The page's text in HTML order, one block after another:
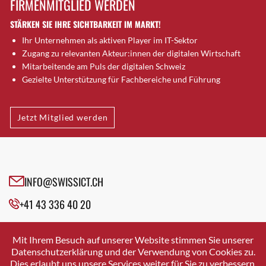
Brugg AG
Brütten
Bubendorf
Bubikon
Buchs (SG)
Bäretswil
Bülach
Cazis
Crissier
Davos Platz
Dierikon
Dietikon
FIRMENMITGLIED WERDEN
STÄRKEN SIE IHRE SICHTBARKEIT IM MARKT!
Ihr Unternehmen als aktiven Player im IT-Sektor
Zugang zu relevanten Akteur:innen der digitalen Wirtschaft
Mitarbeitende am Puls der digitalen Schweiz
Gezielte Unterstützung für Fachbereiche und Führung
Jetzt Mitglied werden
INFO@SWISSICT.CH
+41 43 336 40 20
SWISSICT
VULKANSTRASSE 120
8048 ZURICH
Mit Ihrem Besuch auf unserer Website stimmen Sie unserer
Datenschutzerklärung und der Verwendung von Cookies zu.
Dies erlaubt uns unsere Services weiter für Sie zu verbessern.